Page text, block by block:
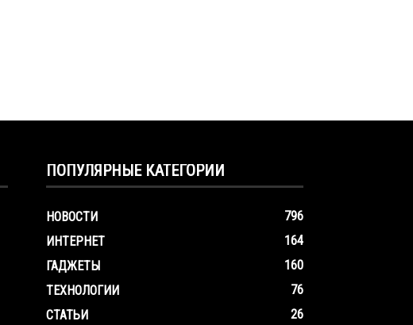
ПОПУЛЯРНЫЕ КАТЕГОРИИ
НОВОСТИ
796
ИНТЕРНЕТ
164
ГАДЖЕТЫ
160
ТЕХНОЛОГИИ
76
СТАТЬИ
26